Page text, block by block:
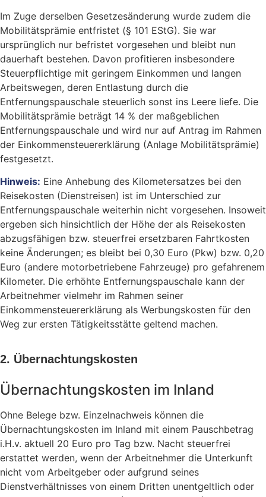
Im Zuge derselben Gesetzesänderung wurde zudem die
Mobilitätsprämie entfristet (§ 101 EStG). Sie war
ursprünglich nur befristet vorgesehen und bleibt nun
dauerhaft bestehen. Davon profitieren insbesondere
Steuerpflichtige mit geringem Einkommen und langen
Arbeitswegen, deren Entlastung durch die
Entfernungspauschale steuerlich sonst ins Leere liefe. Die
Mobilitätsprämie beträgt 14 % der maßgeblichen
Entfernungspauschale und wird nur auf Antrag im Rahmen
der Einkommensteuererklärung (Anlage Mobilitätsprämie)
festgesetzt.
Hinweis: Eine Anhebung des Kilometersatzes bei den
Reisekosten (Dienstreisen) ist im Unterschied zur
Entfernungspauschale weiterhin nicht vorgesehen. Insoweit
ergeben sich hinsichtlich der Höhe der als Reisekosten
abzugsfähigen bzw. steuerfrei ersetzbaren Fahrtkosten
keine Änderungen; es bleibt bei 0,30 Euro (Pkw) bzw. 0,20
Euro (andere motorbetriebene Fahrzeuge) pro gefahrenem
Kilometer. Die erhöhte Entfernungspauschale kann der
Arbeitnehmer vielmehr im Rahmen seiner
Einkommensteuererklärung als Werbungskosten für den
Weg zur ersten Tätigkeitsstätte geltend machen.
2. Übernachtungskosten
Übernachtungskosten im Inland
Ohne Belege bzw. Einzelnachweis können die
Übernachtungskosten im Inland mit einem Pauschbetrag
i.H.v. aktuell 20 Euro pro Tag bzw. Nacht steuerfrei
erstattet werden, wenn der Arbeitnehmer die Unterkunft
nicht vom Arbeitgeber oder aufgrund seines
Dienstverhältnisses von einem Dritten unentgeltlich oder